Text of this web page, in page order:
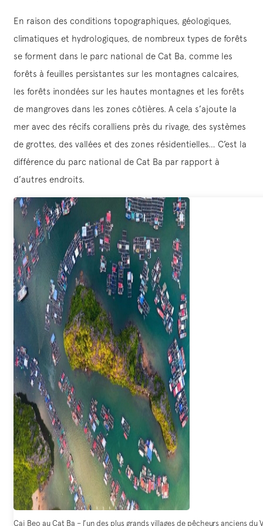
En raison des conditions topographiques, géologiques,
climatiques et hydrologiques, de nombreux types de forêts
se forment dans le parc national de Cat Ba, comme les
forêts à feuilles persistantes sur les montagnes calcaires,
les forêts inondées sur les hautes montagnes et les forêts
de mangroves dans les zones côtières. A cela s’ajoute la
mer avec des récifs coralliens près du rivage, des systèmes
de grottes, des vallées et des zones résidentielles… C’est la
différence du parc national de Cat Ba par rapport à
d’autres endroits.
Cai Beo au Cat Ba – l’un des plus grands villages de pêcheurs anciens